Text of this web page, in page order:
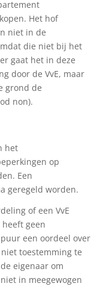
Het hof
niet in de
die niet bij het
gaat het in deze
door de VvE, maar
grond de
non).
het
op
Een
geregeld worden.
of een VvE
geen
een oordeel over
toestemming te
eigenaar om
in meegewogen